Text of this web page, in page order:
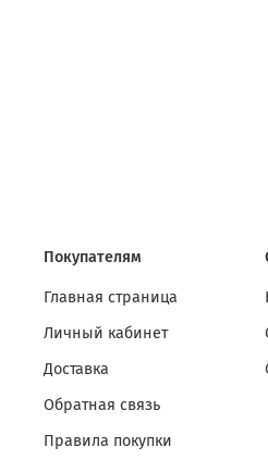
Покупателям
Главная страница
Личный кабинет
Доставка
Обратная связь
Правила покупки